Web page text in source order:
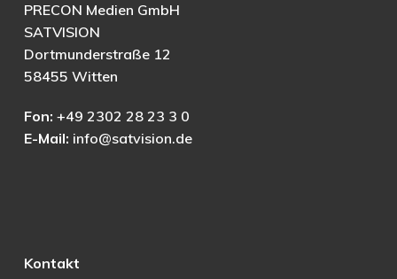
PRECON Medien GmbH
SATVISION
Dortmunderstraße 12
58455 Witten
Fon: +49 2302 28 23 3 0
E-Mail: info@satvision.de
Kontakt